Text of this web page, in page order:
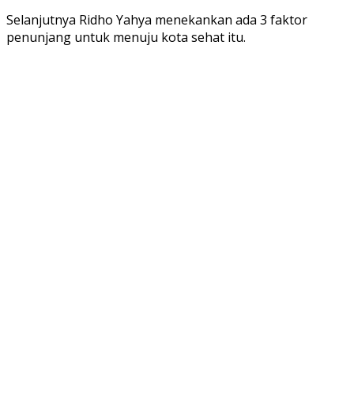
Selanjutnya Ridho Yahya menekankan ada 3 faktor
penunjang untuk menuju kota sehat itu.